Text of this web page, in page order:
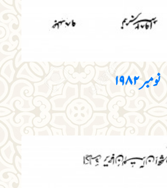
نومبر ۱۹۸۲